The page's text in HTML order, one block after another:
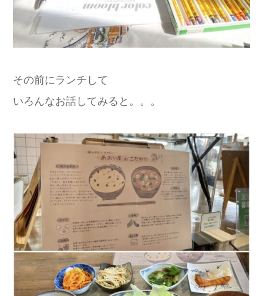
その前にランチして
いろんなお話してみると。。。